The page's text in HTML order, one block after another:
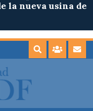
la nueva usina de